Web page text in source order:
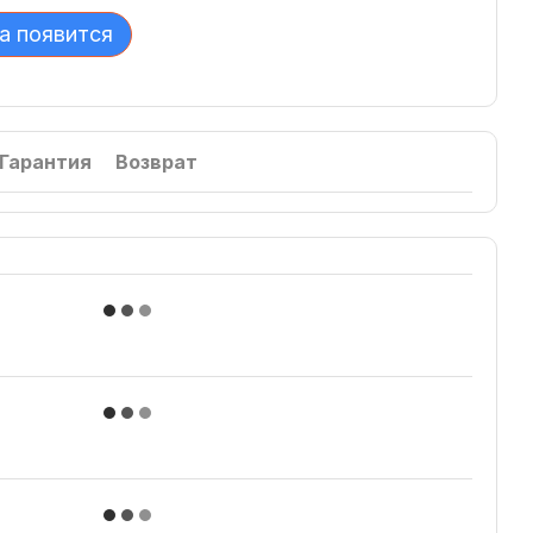
появится
Гарантия Возврат